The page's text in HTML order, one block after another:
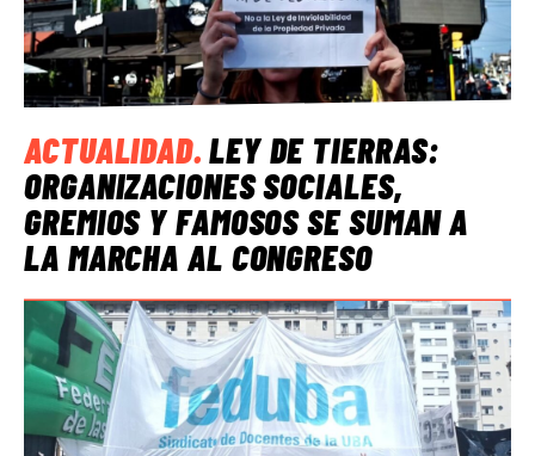
ACTUALIDAD.LEY DE TIERRAS:
ORGANIZACIONES SOCIALES,
GREMIOS Y FAMOSOS SE SUMAN A
LA MARCHA AL CONGRESO